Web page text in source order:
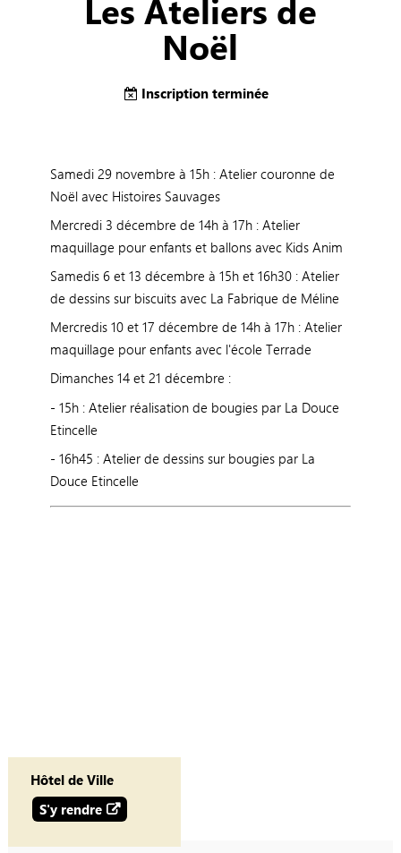
Les Ateliers de
Noël
Inscription terminée
Samedi 29 novembre à 15h : Atelier couronne de
Noël avec Histoires Sauvages
Mercredi 3 décembre de 14h à 17h : Atelier
maquillage pour enfants et ballons avec Kids Anim
Samedis 6 et 13 décembre à 15h et 16h30 : Atelier
de dessins sur biscuits avec La Fabrique de Méline
Mercredis 10 et 17 décembre de 14h à 17h : Atelier
maquillage pour enfants avec l'école Terrade
Dimanches 14 et 21 décembre :
- 15h : Atelier réalisation de bougies par La Douce
Etincelle
- 16h45 : Atelier de dessins sur bougies par La
Douce Etincelle
Hôtel de Ville
S'y rendre